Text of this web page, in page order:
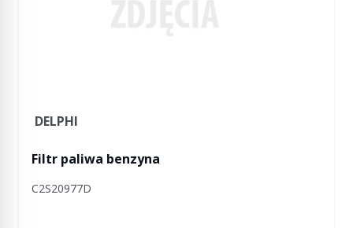
DELPHI
Filtr paliwa benzyna
C2S20977D